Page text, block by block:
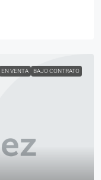
EN VENTA BAJO CONTRATO